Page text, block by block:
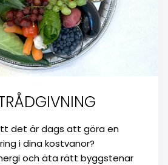
det är dags att göra en
i dina kostvanor?
och äta rätt byggstenar